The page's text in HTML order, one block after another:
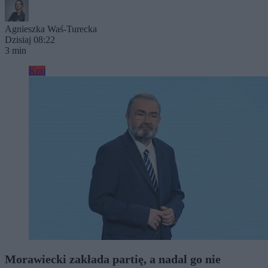
Agnieszka Waś-Turecka
Dzisiaj 08:22
3 min
Kraj
Morawiecki zakłada partię, a nadal go nie